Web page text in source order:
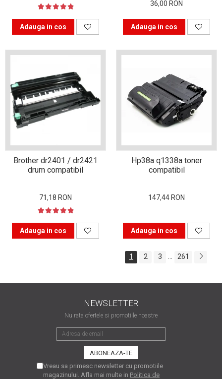
imprimanta ta. Învață s-o
perfect
Istoria imprimantei
Adauga in cos
36,00 RON
Adauga in cos
Brother dr2401 / dr2421
drum compatibil
71,18 RON
Adauga in cos
Hp38a q1338a toner
compatibil
147,44 RON
Adauga in cos
1 2 3 261
NEWSLETTER
Nu rata ofertele si promotiile noastre
Vreau sa primesc newsletter cu promotiile
magazinului. Afla mai multe in Politica de